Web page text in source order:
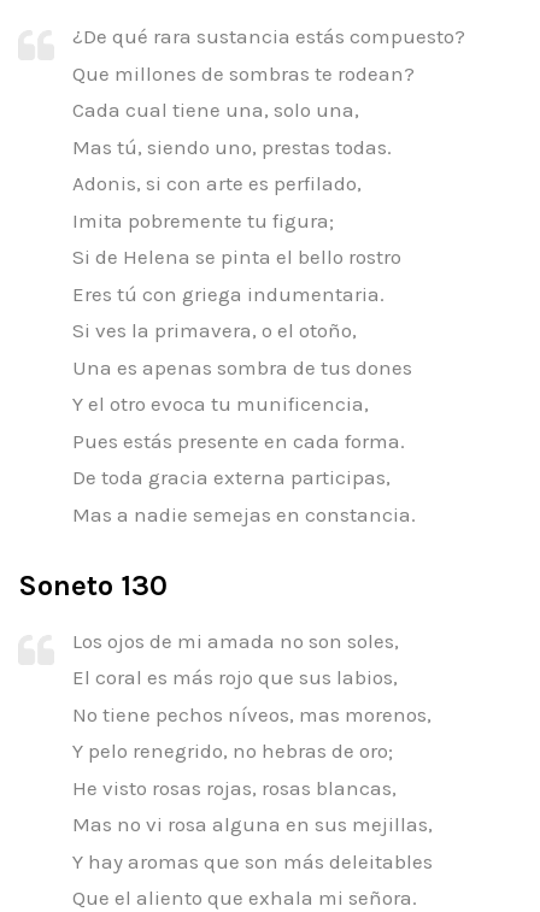
¿De qué rara sustancia estás compuesto?
Que millones de sombras te rodean?
Cada cual tiene una, solo una,
Mas tú, siendo uno, prestas todas.
Adonis, si con arte es perfilado,
Imita pobremente tu figura;
Si de Helena se pinta el bello rostro
Eres tú con griega indumentaria.
Si ves la primavera, o el otoño,
Una es apenas sombra de tus dones
Y el otro evoca tu munificencia,
Pues estás presente en cada forma.
De toda gracia externa participas,
Mas a nadie semejas en constancia.
Soneto 130
Los ojos de mi amada no son soles,
El coral es más rojo que sus labios,
No tiene pechos níveos, mas morenos,
Y pelo renegrido, no hebras de oro;
He visto rosas rojas, rosas blancas,
Mas no vi rosa alguna en sus mejillas,
Y hay aromas que son más deleitables
Que el aliento que exhala mi señora.